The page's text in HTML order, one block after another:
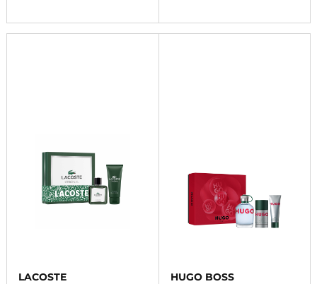
LACOSTE
HUGO BOSS